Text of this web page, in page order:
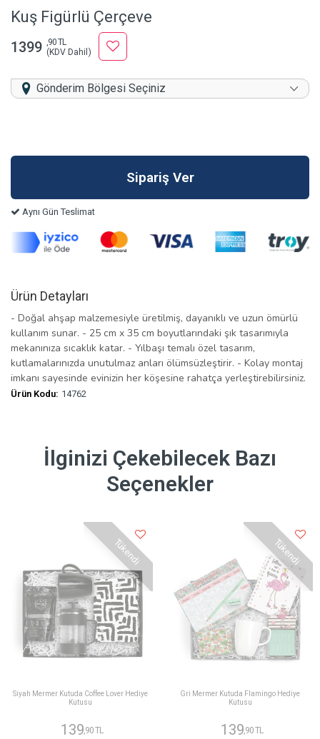
Kuş Figürlü Çerçeve
1399 ,90 TL
(KDV Dahil)
Gönderim Bölgesi Seçiniz
Aynı Gün Teslimat
Ürün Detayları
- Doğal ahşap malzemesiyle üretilmiş, dayanıklı ve uzun ömürlü
kullanım sunar. - 25 cm x 35 cm boyutlarındaki şık tasarımıyla
mekanınıza sıcaklık katar. - Yılbaşı temalı özel tasarım,
kutlamalarınızda unutulmaz anları ölümsüzleştirir. - Kolay montaj
imkanı sayesinde evinizin her köşesine rahatça yerleştirebilirsiniz.
Ürün Kodu: 14762
İlginizi Çekebilecek Bazı
Seçenekler
Tükendi
Siyah Mermer Kutuda Coffee Lover Hediye
Kutusu
139,90 TL
Tükendi
Gri Mermer Kutuda Flamingo Hediye
Kutusu
139,90 TL